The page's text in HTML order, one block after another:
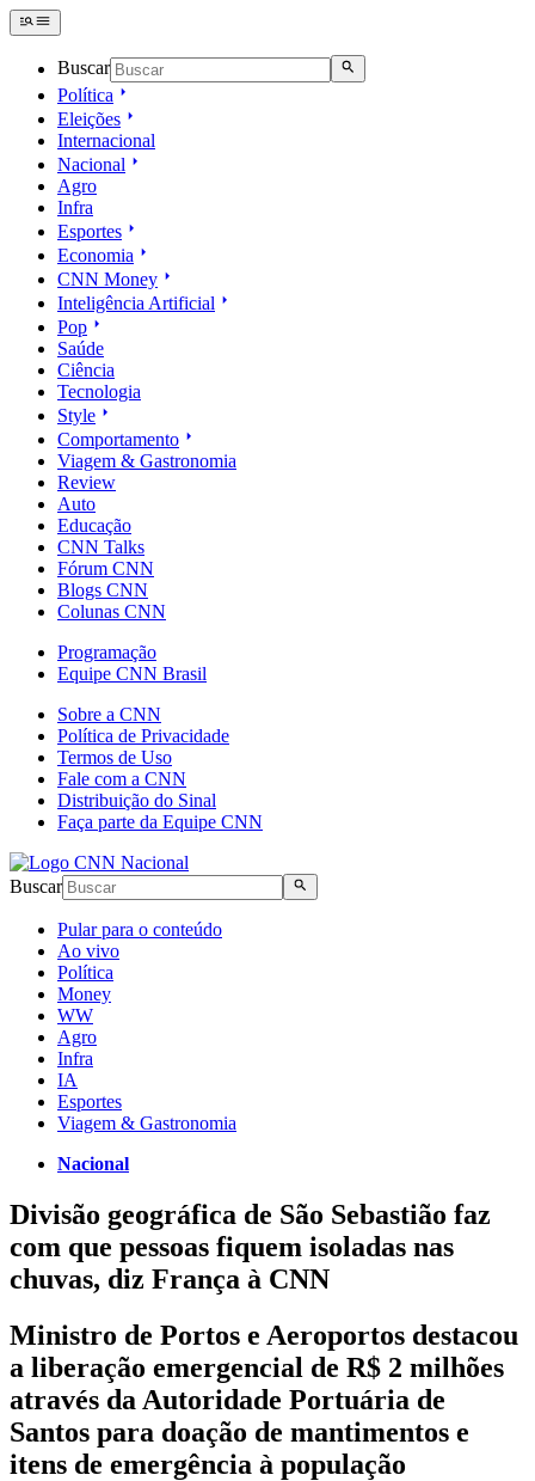
Buscar
Política
Eleições
Internacional
Nacional
Agro
Infra
Esportes
Economia
CNN Money
Inteligência Artificial
Pop
Saúde
Ciência
Tecnologia
Style
Comportamento
Viagem & Gastronomia
Review
Auto
Educação
CNN Talks
Fórum CNN
Blogs CNN
Colunas CNN
Programação
Equipe CNN Brasil
Sobre a CNN
Política de Privacidade
Termos de Uso
Fale com a CNN
Distribuição do Sinal
Faça parte da Equipe CNN
Buscar
Pular para o conteúdo
Ao vivo
Política
Money
WW
Agro
Infra
IA
Esportes
Viagem & Gastronomia
Nacional
Divisão geográfica de São Sebastião faz
com que pessoas fiquem isoladas nas
chuvas, diz França à CNN
Ministro de Portos e Aeroportos destacou
a liberação emergencial de R$ 2 milhões
através da Autoridade Portuária de
Santos para doação de mantimentos e
itens de emergência à população